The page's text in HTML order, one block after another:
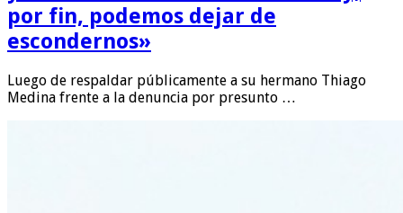
por fin, podemos dejar de
escondernos»
Luego de respaldar públicamente a su hermano Thiago
Medina frente a la denuncia por presunto …